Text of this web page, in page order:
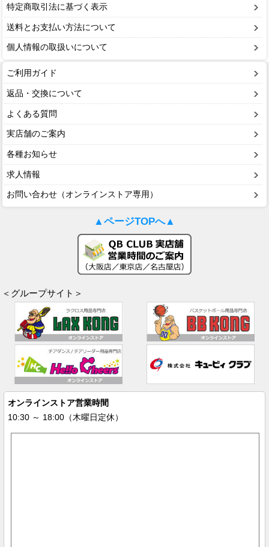
特定商取引法に基づく表示
送料とお支払い方法について
個人情報の取扱いについて
ご利用ガイド
返品・交換について
よくある質問
実店舗のご案内
各種お知らせ
求人情報
お問い合わせ（オンラインストア専用）
▲ページTOPへ▲
＜グループサイト＞
オンラインストア営業時間
10:30 ～ 18:00（木曜日定休）